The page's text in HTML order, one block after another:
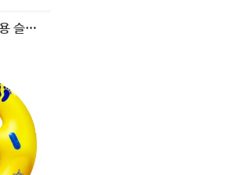
블루원 워터파크 2인용 슬라이드